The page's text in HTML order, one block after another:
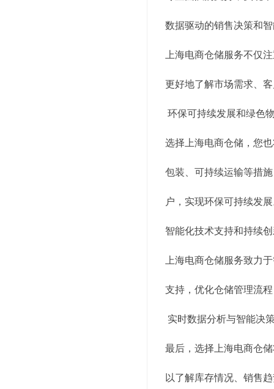
数据驱动的销售决策和
上海电商仓储服务不仅
更好地了解市场需求、
环保可持续发展和绿色
选择上海电商仓储，您
包装、可持续运输等措
户，实现环保可持续发
智能化技术支持和持续
上海电商仓储服务致力
支持，优化仓储管理流
实时数据分析与智能决
最后，选择上海电商仓
以了解库存情况、销售